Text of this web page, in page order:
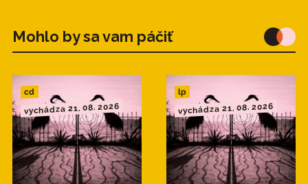
Mohlo by sa vam páčiť
cd
vychádza 21. 08. 2026
lp
vychádza 21. 08. 2026